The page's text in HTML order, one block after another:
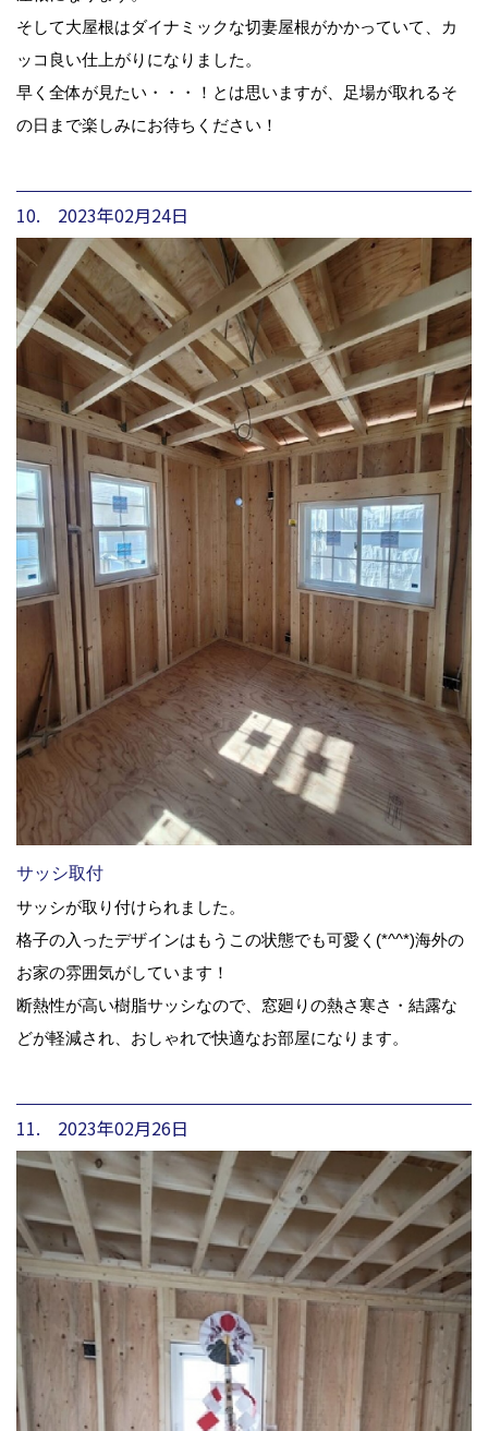
そして大屋根はダイナミックな切妻屋根がかかっていて、カ
ッコ良い仕上がりになりました。
早く全体が見たい・・・！とは思いますが、足場が取れるそ
の日まで楽しみにお待ちください！
10. 2023年02月24日
サッシ取付
サッシが取り付けられました。
格子の入ったデザインはもうこの状態でも可愛く(*^^*)海外の
お家の雰囲気がしています！
断熱性が高い樹脂サッシなので、窓廻りの熱さ寒さ・結露な
どが軽減され、おしゃれで快適なお部屋になります。
11. 2023年02月26日